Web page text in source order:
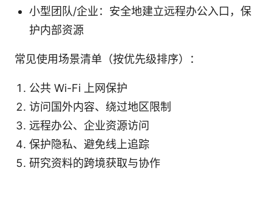
小型团队/企业：安全地建立远程办公入口，保
护内部资源
常见使用场景清单（按优先级排序）：
公共 Wi-Fi 上网保护
访问国外内容、绕过地区限制
远程办公、企业资源访问
保护隐私、避免线上追踪
研究资料的跨境获取与协作